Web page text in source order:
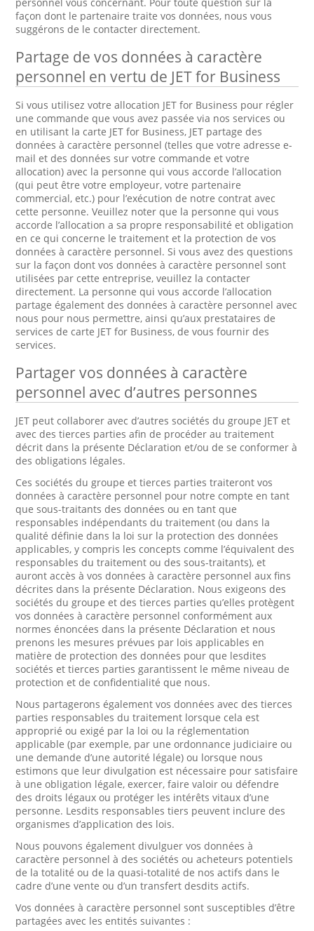
façon dont le partenaire traite vos données, nous vous
suggérons de le contacter directement.
Partage de vos données à caractère
personnel en vertu de JET for Business
Si vous utilisez votre allocation JET for Business pour régler
une commande que vous avez passée via nos services ou
en utilisant la carte JET for Business, JET partage des
données à caractère personnel (telles que votre adresse e-
mail et des données sur votre commande et votre
allocation) avec la personne qui vous accorde l’allocation
(qui peut être votre employeur, votre partenaire
commercial, etc.) pour l’exécution de notre contrat avec
cette personne. Veuillez noter que la personne qui vous
accorde l’allocation a sa propre responsabilité et obligation
en ce qui concerne le traitement et la protection de vos
données à caractère personnel. Si vous avez des questions
sur la façon dont vos données à caractère personnel sont
utilisées par cette entreprise, veuillez la contacter
directement. La personne qui vous accorde l’allocation
partage également des données à caractère personnel avec
nous pour nous permettre, ainsi qu’aux prestataires de
services de carte JET for Business, de vous fournir des
services.
Partager vos données à caractère
personnel avec d’autres personnes
JET peut collaborer avec d’autres sociétés du groupe JET et
avec des tierces parties afin de procéder au traitement
décrit dans la présente Déclaration et/ou de se conformer à
des obligations légales.
Ces sociétés du groupe et tierces parties traiteront vos
données à caractère personnel pour notre compte en tant
que sous-traitants des données ou en tant que
responsables indépendants du traitement (ou dans la
qualité définie dans la loi sur la protection des données
applicables, y compris les concepts comme l’équivalent des
responsables du traitement ou des sous-traitants), et
auront accès à vos données à caractère personnel aux fins
décrites dans la présente Déclaration. Nous exigeons des
sociétés du groupe et des tierces parties qu’elles protègent
vos données à caractère personnel conformément aux
normes énoncées dans la présente Déclaration et nous
prenons les mesures prévues par lois applicables en
matière de protection des données pour que lesdites
sociétés et tierces parties garantissent le même niveau de
protection et de confidentialité que nous.
Nous partagerons également vos données avec des tierces
parties responsables du traitement lorsque cela est
approprié ou exigé par la loi ou la réglementation
applicable (par exemple, par une ordonnance judiciaire ou
une demande d’une autorité légale) ou lorsque nous
estimons que leur divulgation est nécessaire pour satisfaire
à une obligation légale, exercer, faire valoir ou défendre
des droits légaux ou protéger les intérêts vitaux d’une
personne. Lesdits responsables tiers peuvent inclure des
organismes d’application des lois.
Nous pouvons également divulguer vos données à
caractère personnel à des sociétés ou acheteurs potentiels
de la totalité ou de la quasi-totalité de nos actifs dans le
cadre d’une vente ou d’un transfert desdits actifs.
Vos données à caractère personnel sont susceptibles d’être
partagées avec les entités suivantes :